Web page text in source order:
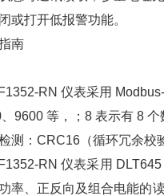
或打开低报警功能。
南
RN 仪表采用
9600 等，；8 表示有 8
测：CRC16（循环冗余校
RN 仪表采用
率、正反向及组合电能的